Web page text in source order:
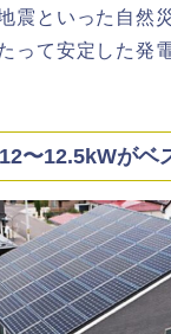
震といった自然
って安定した発
〜12.5kWがベ